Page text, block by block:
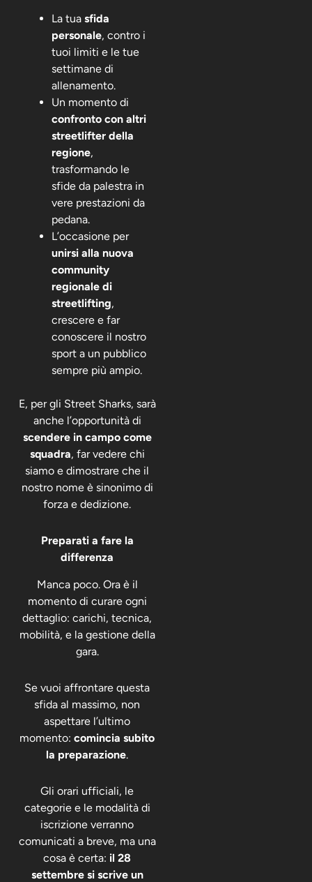
La tuasfida
personale, contro i
tuoi limiti e le tue
settimane di
allenamento.
Un momento di
confronto con altri
streetlifter della
regione,
trasformando le
sfide da palestra in
vere prestazioni da
pedana.
L’occasione per
unirsi alla nuova
community
regionale di
streetlifting,
crescere e far
conoscere il nostro
sport a un pubblico
sempre più ampio.
E, per gli Street Sharks, sarà
anche l’opportunità di
scendere in campo come
squadra, far vedere chi
siamo e dimostrare che il
nostro nome è sinonimo di
forza e dedizione.
Preparati a fare la
differenza
Manca poco. Ora è il
momento di curare ogni
dettaglio: carichi, tecnica,
mobilità, e la gestione della
gara.
Se vuoi affrontare questa
sfida al massimo, non
aspettare l’ultimo
momento:comincia subito
la preparazione.
Gli orari ufficiali, le
categorie e le modalità di
iscrizione verranno
comunicati a breve, ma una
cosa è certa: il 28
settembre si scrive un